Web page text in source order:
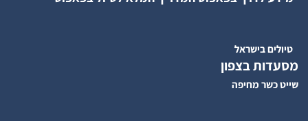
טיולים בישראל
מסעדות בצפון
שייט כשר מחיפה